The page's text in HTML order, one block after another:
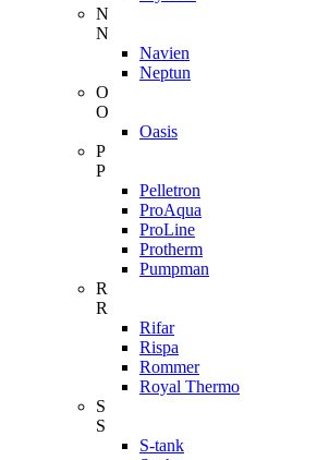
N
N
Navien
Neptun
O
O
Oasis
P
P
Pelletron
ProAqua
ProLine
Protherm
Pumpman
R
R
Rifar
Rispa
Rommer
Royal Thermo
S
S
S-tank